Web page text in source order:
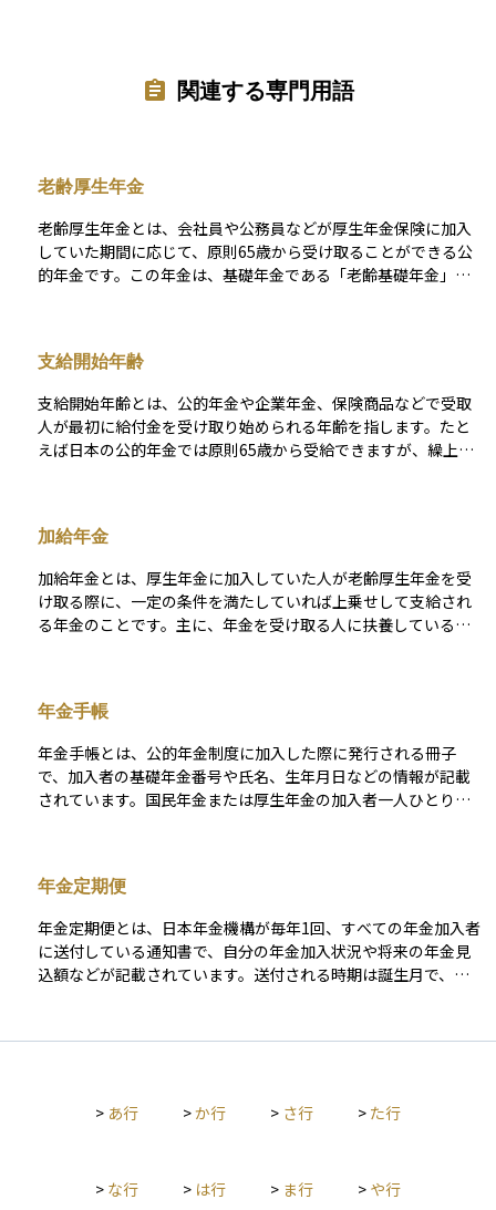
関連する専門用語
老齢厚生年金
老齢厚生年金とは、会社員や公務員などが厚生年金保険に加入
していた期間に応じて、原則65歳から受け取ることができる公
的年金です。この年金は、基礎年金である「老齢基礎年金」に
定の要件を満たせば、配偶者などに加算される「加給年金」も
含まれることがあります。老後の生活をより安定させるための
重要な柱となる年金です。
支給開始年齢
支給開始年齢とは、公的年金や企業年金、保険商品などで受取
人が最初に給付金を受け取り始められる年齢を指します。たと
えば日本の公的年金では原則65歳から受給できますが、繰上げ
きな影響を及ぼします。加えて、企業年金や個人年金保険でも
商品ごとに支給開始年齢が設定されており、契約時に将来の収
支バランスを見据えて選択することが重要です。老後の生活費
を安定させるためには、支給開始年齢と自分の退職時期、貯蓄
状況、寿命の見通しを総合的に考え、必要に応じて積立投資や
加給年金
加給年金とは、厚生年金に加入していた人が老齢厚生年金を受
け取る際に、一定の条件を満たしていれば上乗せして支給され
る年金のことです。主に、年金を受け取る人に扶養している配
し、配偶者や子どもが一定の年齢や収入要件を超えていると対
象外になることがあります。つまり、定年後の生活を家族と一
緒に支えていく仕組みの一つといえます。
年金手帳
年金手帳とは、公的年金制度に加入した際に発行される冊子
で、加入者の基礎年金番号や氏名、生年月日などの情報が記載
されています。国民年金または厚生年金の加入者一人ひとりに
用されてきました。 しかし、2022年以降はマイナンバー制度の
導入により、年金手帳の新規交付は終了し、基礎年金番号通知
書に移行されています。とはいえ、すでに発行されている年金
手帳は引き続き有効で、年金の手続きの際には今も使用可能で
す。年金制度の管理が電子化される中でも、重要な記録の手が
年金定期便
年金定期便とは、日本年金機構が毎年1回、すべての年金加入者
に送付している通知書で、自分の年金加入状況や将来の年金見
込額などが記載されています。送付される時期は誕生月で、記
バージョンが送られ、老後の生活設計を具体的に考えるきっか
すれば、これと同様の情報をオンラインでも確認できます。
> あ行 >か行 > さ行 > た行
> な行 > は行 > ま行 > や行